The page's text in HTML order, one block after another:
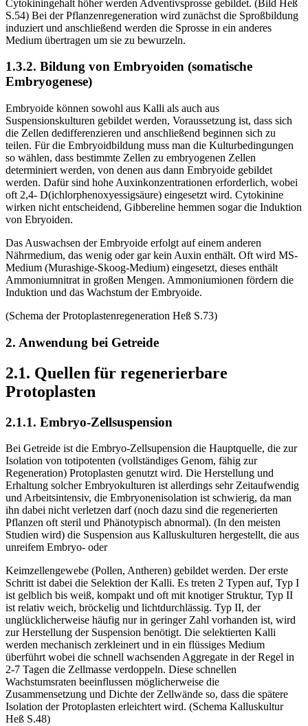
Cytokiningehalt höher werden Adventivsprosse gebildet. (Bild Heß
S.54) Bei der Pflanzenregeneration wird zunächst die Sproßbildung
induziert und anschließend werden die Sprosse in ein anderes
Medium übertragen um sie zu bewurzeln.
1.3.2. Bildung von Embryoiden (somatische
Embryogenese)
Embryoide können sowohl aus Kalli als auch aus
Suspensionskulturen gebildet werden, Voraussetzung ist, dass sich
die Zellen dedifferenzieren und anschließend beginnen sich zu
teilen. Für die Embryoidbildung muss man die Kulturbedingungen
so wählen, dass bestimmte Zellen zu embryogenen Zellen
determiniert werden, von denen aus dann Embryoide gebildet
werden. Dafür sind hohe Auxinkonzentrationen erforderlich, wobei
oft 2,4- D(ichlorphenoxyessigsäure) eingesetzt wird. Cytokinine
wirken nicht entscheidend, Gibbereline hemmen sogar die Induktion
von Ebryoiden.
Das Auswachsen der Embryoide erfolgt auf einem anderen
Nährmedium, das wenig oder gar kein Auxin enthält. Oft wird MS-
Medium (Murashige-Skoog-Medium) eingesetzt, dieses enthält
Ammoniumnitrat in großen Mengen. Ammoniumionen fördern die
Induktion und das Wachstum der Embryoide.
(Schema der Protoplastenregeneration Heß S.73)
2. Anwendung bei Getreide
2.1. Quellen für regenerierbare
Protoplasten
2.1.1. Embryo-Zellsuspension
Bei Getreide ist die Embryo-Zellsupension die Hauptquelle, die zur
Isolation von totipotenten (vollständiges Genom, fähig zur
Regeneration) Protoplasten genutzt wird. Die Herstellung und
Erhaltung solcher Embryokulturen ist allerdings sehr Zeitaufwendig
und Arbeitsintensiv, die Embryonenisolation ist schwierig, da man
ihn dabei nicht verletzen darf (noch dazu sind die regenerierten
Pflanzen oft steril und Phänotypisch abnormal). (In den meisten
Studien wird) die Suspension aus Kalluskulturen hergestellt, die aus
unreifem Embryo- oder
Keimzellengewebe (Pollen, Antheren) gebildet werden. Der erste
Schritt ist dabei die Selektion der Kalli. Es treten 2 Typen auf, Typ I
ist gelblich bis weiß, kompakt und oft mit knotiger Struktur, Typ II
ist relativ weich, bröckelig und lichtdurchlässig. Typ II, der
unglücklicherweise häufig nur in geringer Zahl vorhanden ist, wird
zur Herstellung der Suspension benötigt. Die selektierten Kalli
werden mechanisch zerkleinert und in ein flüssiges Medium
überführt wobei die schnell wachsenden Aggregate in der Regel in
2-7 Tagen die Zellmasse verdoppeln. Diese schnellen
Wachstumsraten beeinflussen möglicherweise die
Zusammensetzung und Dichte der Zellwände so, dass die spätere
Isolation der Protoplasten erleichtert wird. (Schema Kalluskultur
Heß S.48)